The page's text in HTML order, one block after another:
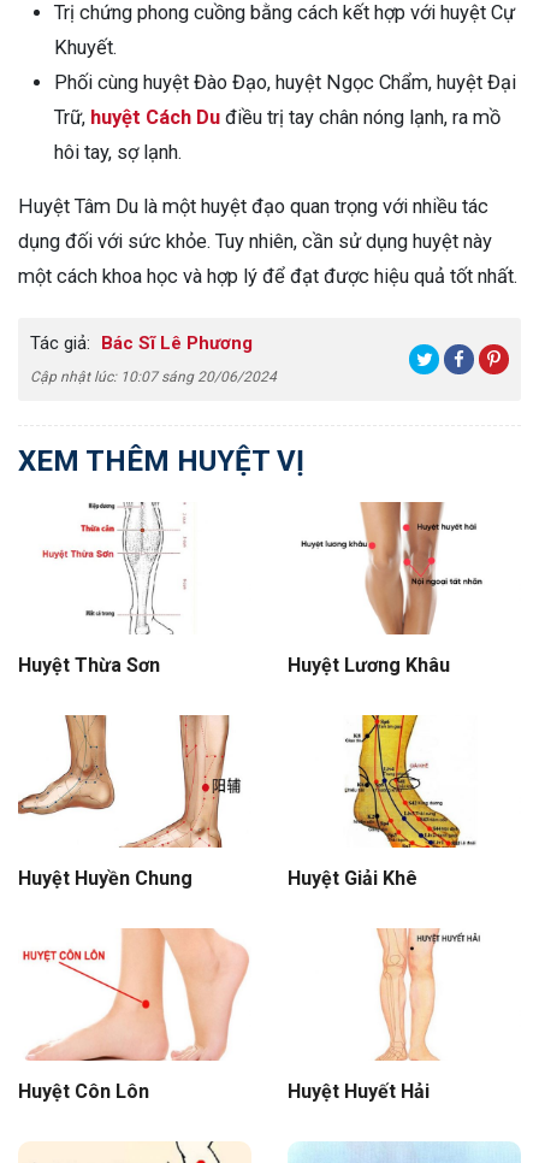
Trị chứng phong cuồng bằng cách kết hợp với huyệt Cự
Khuyết.
Phối cùng huyệt Đào Đạo, huyệt Ngọc Chẩm, huyệt Đại
Trữ, huyệt Cách Du điều trị tay chân nóng lạnh, ra mồ
hôi tay, sợ lạnh.
Huyệt Tâm Du là một huyệt đạo quan trọng với nhiều tác
dụng đối với sức khỏe. Tuy nhiên, cần sử dụng huyệt này
một cách khoa học và hợp lý để đạt được hiệu quả tốt nhất.
Tác giả: Bác Sĩ Lê Phương
Cập nhật lúc: 10:07 sáng 20/06/2024
XEM THÊM HUYỆT VỊ
Huyệt Thừa Sơn Huyệt Lương Khâu
Huyệt Huyền Chung Huyệt Giải Khê
Huyệt Côn Lôn Huyệt Huyết Hải